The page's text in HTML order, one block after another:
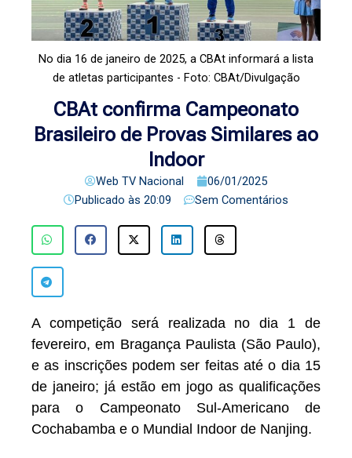
No dia 16 de janeiro de 2025, a CBAt informará a lista
de atletas participantes - Foto: CBAt/Divulgação
CBAt confirma Campeonato
Brasileiro de Provas Similares ao
Indoor
Web TV Nacional
06/01/2025
Publicado às 20:09 Sem Comentários
A competição será realizada no dia 1 de
fevereiro, em Bragança Paulista (São Paulo),
e as inscrições podem ser feitas até o dia 15
de janeiro; já estão em jogo as qualificações
para o Campeonato Sul-Americano de
Cochabamba e o Mundial Indoor de Nanjing.